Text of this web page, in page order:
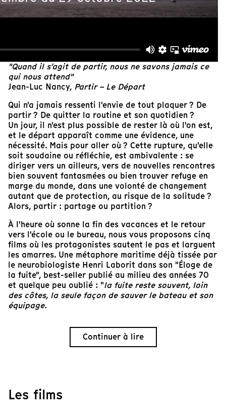
"Quand il s’agit de partir, nous ne savons jamais ce
qui nous attend"
Jean-Luc Nancy, Partir – Le Départ
Qui n'a jamais ressenti l'envie de tout plaquer ? De
partir ? De quitter la routine et son quotidien ?
Un jour, il n'est plus possible de rester là où l'on est,
et le départ apparaît comme une évidence, une
nécessité. Mais pour aller où ? Cette rupture, qu'elle
soit soudaine ou réfléchie, est ambivalente : se
diriger vers un ailleurs, vers de nouvelles rencontres
bien souvent fantasmées ou bien trouver refuge en
marge du monde, dans une volonté de changement
autant que de protection, au risque de la solitude ?
Alors, partir : partage ou partition ?
À l'heure où sonne la fin des vacances et le retour
vers l'école ou le bureau, nous vous proposons cinq
films où les protagonistes sautent le pas et larguent
les amarres. Une métaphore maritime déjà tissée par
le neurobiologiste Henri Laborit dans son "Éloge de
la fuite", best-seller publié au milieu des années 70
et quelque peu oublié : "la fuite reste souvent, loin
des côtes, la seule façon de sauver le bateau et son
équipage.
Continuer à lire
Les films